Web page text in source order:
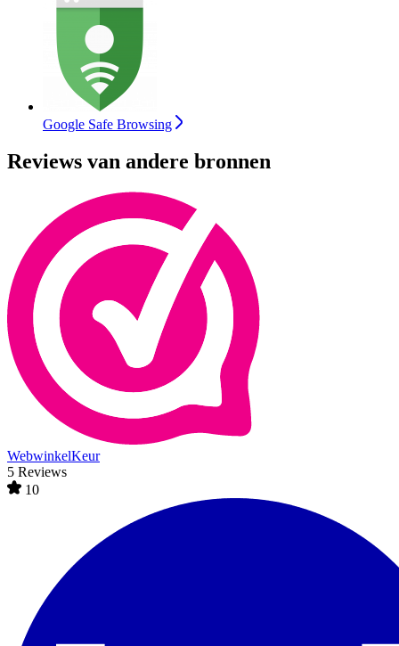
Google Safe Browsing
Reviews van andere bronnen
WebwinkelKeur
5 Reviews
10